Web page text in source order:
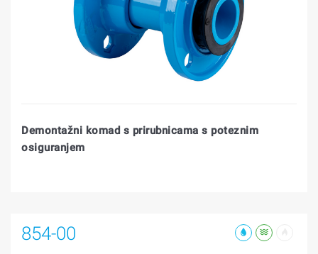
Demontažni komad s prirubnicama s poteznim
osiguranjem
854-00